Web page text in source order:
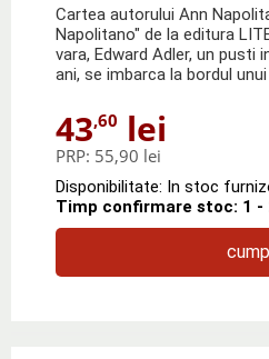
Cartea autorului Ann
Napolitano" de la editura
vara, Edward Adler, un pusti
ani, se imbarca la bordul
43,60 lei
PRP: 55,90 lei
Disponibilitate: In stoc
Timp confirmare stoc: 1 -